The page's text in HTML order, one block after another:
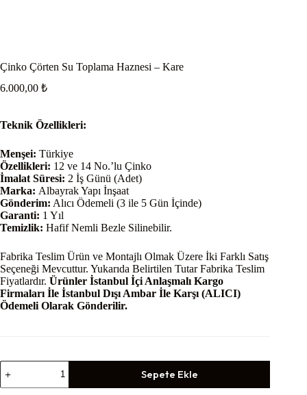
Çinko Çörten Su Toplama Haznesi – Kare
6.000,00 ₺
Teknik Özellikleri:
Menşei: Türkiye
Özellikleri: 12 ve 14 No.’lu Çinko
İmalat Süresi: 2 İş Günü (Adet)
Marka: Albayrak Yapı İnşaat
Gönderim: Alıcı Ödemeli (3 ile 5 Gün İçinde)
Garanti: 1 Yıl
Temizlik: Hafif Nemli Bezle Silinebilir.
Fabrika Teslim Ürün ve Montajlı Olmak Üzere İki Farklı Satış
Seçeneği Mevcuttur. Yukarıda Belirtilen Tutar Fabrika Teslim
Fiyatlardır. Ürünler İstanbul İçi Anlaşmalı Kargo
Firmaları İle İstanbul Dışı Ambar İle Karşı (ALICI)
Ödemeli Olarak Gönderilir.
Çinko
Çörten
Su
Sepete Ekle